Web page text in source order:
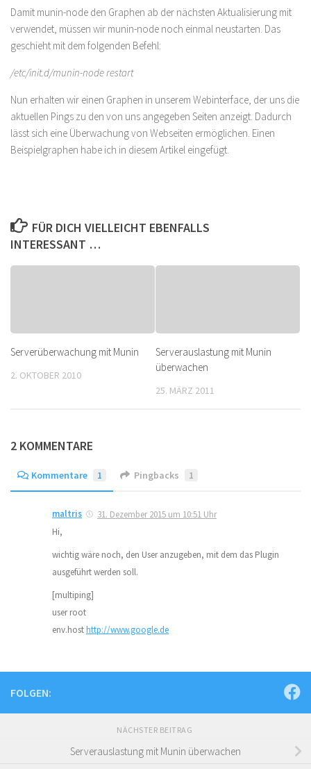
Damit munin-node den Graphen ab der nächsten Aktualisierung mit
verwendet, müssen wir munin-node noch einmal neustarten. Das
geschieht mit dem folgenden Befehl:
/etc/init.d/munin-node restart
Nun erhalten wir einen Graphen in unserem Webinterface, der uns die
aktuellen Pings zu den von uns angegeben Seiten anzeigt. Dadurch
lässt sich eine Überwachung von Webseiten ermöglichen. Einen
Beispielgraphen habe ich in diesem Artikel eingefügt.
FÜR DICH VIELLEICHT EBENFALLS
INTERESSANT …
Serverüberwachung mit Munin
2. OKTOBER 2010
Serverauslastung mit Munin
überwachen
25. MÄRZ 2011
2 KOMMENTARE
Kommentare 1 Pingbacks 1
maltris
31. Dezember 2015 um 10:51 Uhr
Hi,
wichtig wäre noch, den User anzugeben, mit dem das Plugin
ausgeführt werden soll.
[multiping]
user root
env.hosthttp://www.google.de
FOLGEN:
NÄCHSTER BEITRAG
Serverauslastung mit Munin überwachen